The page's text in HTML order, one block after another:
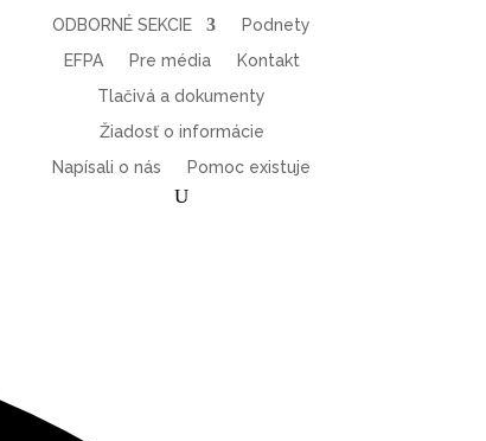
ODBORNÉ SEKCIE
Podnety
EFPA
Pre média
Kontakt
Tlačivá a dokumenty
Žiadosť o informácie
Napísali o nás
Pomoc existuje